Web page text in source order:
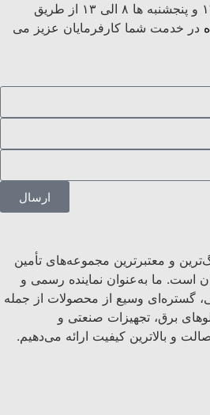
در خدمت شما کارفرمایان عزیز می
ارسال
و معتبرترین مجموعه‌های تأمین
است. ما به‌عنوان نماینده رسمی و
گستره‌ای وسیع از محصولات از جمله
برق، تجهیزات صنعتی و
و بالاترین کیفیت ارائه می‌دهیم.